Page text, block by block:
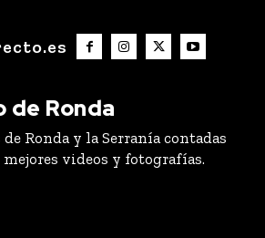
de Ronda
Ronda y la Serranía contadas
videos y fotografías.